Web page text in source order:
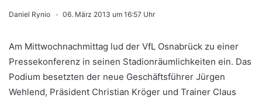
Daniel Rynio 06. März 2013 um 16:57 Uhr
Am Mittwochnachmittag lud der VfL Osnabrück zu einer
Pressekonferenz in seinen Stadionräumlichkeiten ein. Das
Podium besetzten der neue Geschäftsführer Jürgen
Wehlend, Präsident Christian Kröger und Trainer Claus